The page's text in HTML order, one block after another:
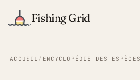
Fishing Grid
ACCUEIL / ENCYCLOPÉDIE DES ESPÈCES